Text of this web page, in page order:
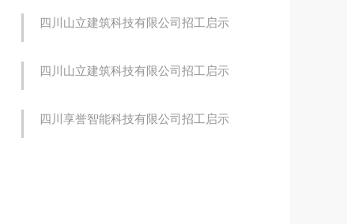
四川山立建筑科技有限公司招工启示
四川山立建筑科技有限公司招工启示
四川享誉智能科技有限公司招工启示